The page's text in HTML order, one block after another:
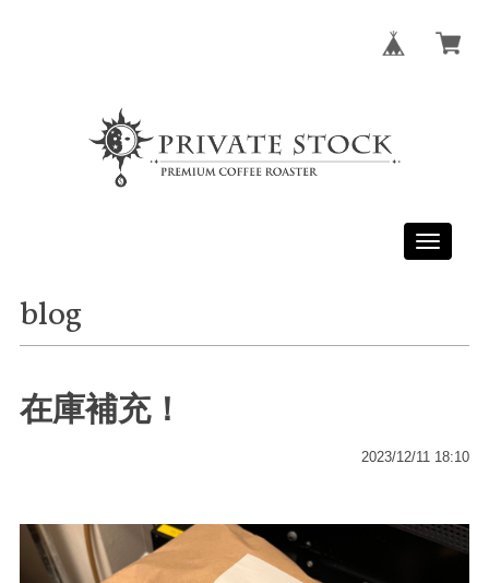
Toggle
blog
在庫補充！
2023/12/11 18:10